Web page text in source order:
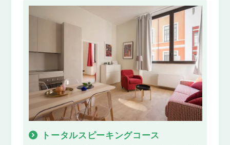
買い物１
「買い物」をテーマに語彙・フレーズを学習
し、それらを使って講師と会話の練習を行い
Lesson 29
飲み物２
「飲み物」をテーマに語彙・フレーズを学習
し、それらを使って講師と会話の練習を行い
ます。
Lesson 30
これまでに学習した内容をおさらいします。
トータルスピーキングコース